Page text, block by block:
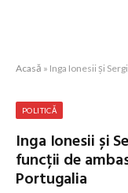
Acasă » Inga Ionesii și Sergiu
POLITICĂ
Inga Ionesii și
funcții de
Portugalia